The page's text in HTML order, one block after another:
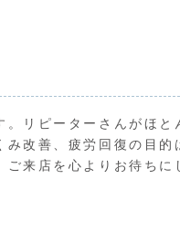
リピーターさんがほと
改善、疲労回復の目的
来店を心よりお待ちに